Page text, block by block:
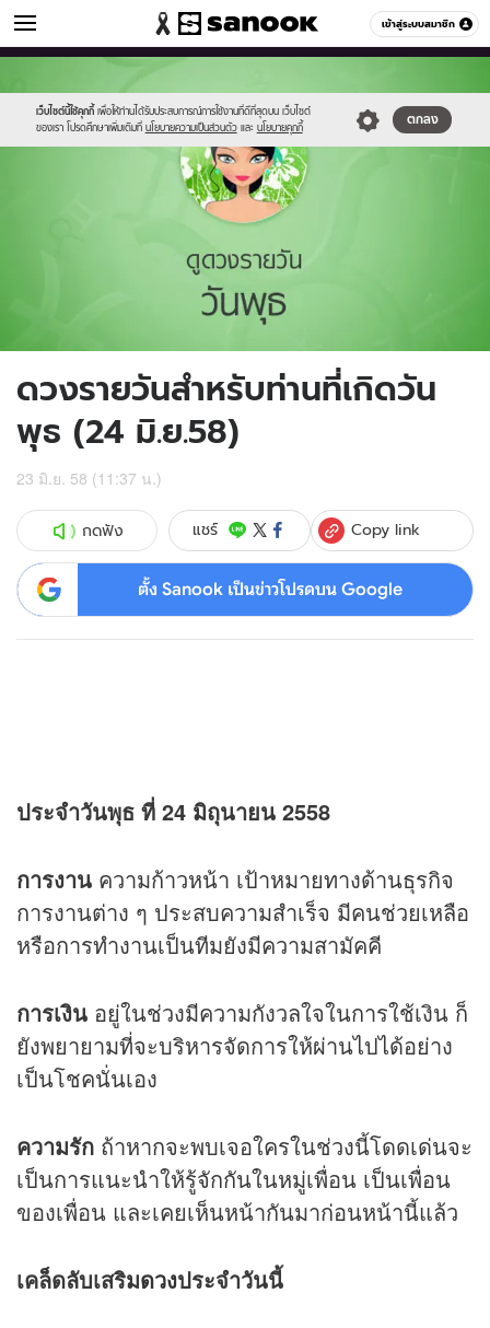
เข้าสู่ระบบสมาชิก
ดูดวง หมวดอื่นๆ
เว็บไซต์นี้ใช้คุกกี้ เพื่อให้ท่านได้รับประสบการณ์การใช้งานที่ดีที่สุดบน เว็บไซต์
ของเรา โปรดศึกษาเพิ่มเติมที่ นโยบายความเป็นส่วนตัว และ นโยบายคุกกี้
ตกลง
//s.isanook.com/sr/0/images/logo-
new-
sanook.png
//s.isanook.com/ho/0/ud/16/84567/4_wed.jpg
ดวงรายวันสำหรับท่านที่เกิดวัน
พุธ (24 มิ.ย.58)
23 มิ.ย. 58 (11:37 น.)
กดฟัง แชร์ Copy link
ตั้ง Sanook เป็นข่าวโปรดบน Google
ประจำวันพุธ ที่ 24 มิถุนายน 2558
การงาน ความก้าวหน้า เป้าหมายทางด้านธุรกิจ
การงานต่าง ๆ ประสบความสำเร็จ มีคนช่วยเหลือ
หรือการทำงานเป็นทีมยังมีความสามัคคี
การเงิน อยู่ในช่วงมีความกังวลใจในการใช้เงิน ก็
ยังพยายามที่จะบริหารจัดการให้ผ่านไปได้อย่าง
เป็นโชคนั่นเอง
ความรัก ถ้าหากจะพบเจอใครในช่วงนี้โดดเด่นจะ
เป็นการแนะนำให้รู้จักกันในหมู่เพื่อน เป็นเพื่อน
ของเพื่อน และเคยเห็นหน้ากันมาก่อนหน้านี้แล้ว
เคล็ดลับเสริมดวงประจำวันนี้